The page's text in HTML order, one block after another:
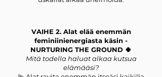
VAIHE 2. Alat elää enemmän
feminiinienergiasta käsin -
NURTURING THE GROUND 🍀
Mitä todella haluat alkaa kutsua
elämääsi?